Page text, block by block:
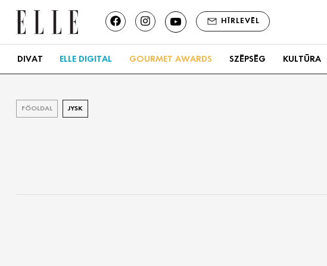
HÍRLEVÉL
DIVAT ELLE DIGITAL GOURMET AWARDS SZÉPSÉG KULTÚRA
FŐOLDAL JYSK